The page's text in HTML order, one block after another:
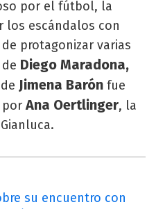
por el fútbol, la
los escándalos con
protagonizar varias
Diego Maradona,
Jimena Barón fue
porAna Oertlinger, la
su encuentro con